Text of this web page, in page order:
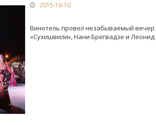
2015-10-10
Винотель провел незабываемый вечер
«Сухишвили», Нани Брегвадзе и